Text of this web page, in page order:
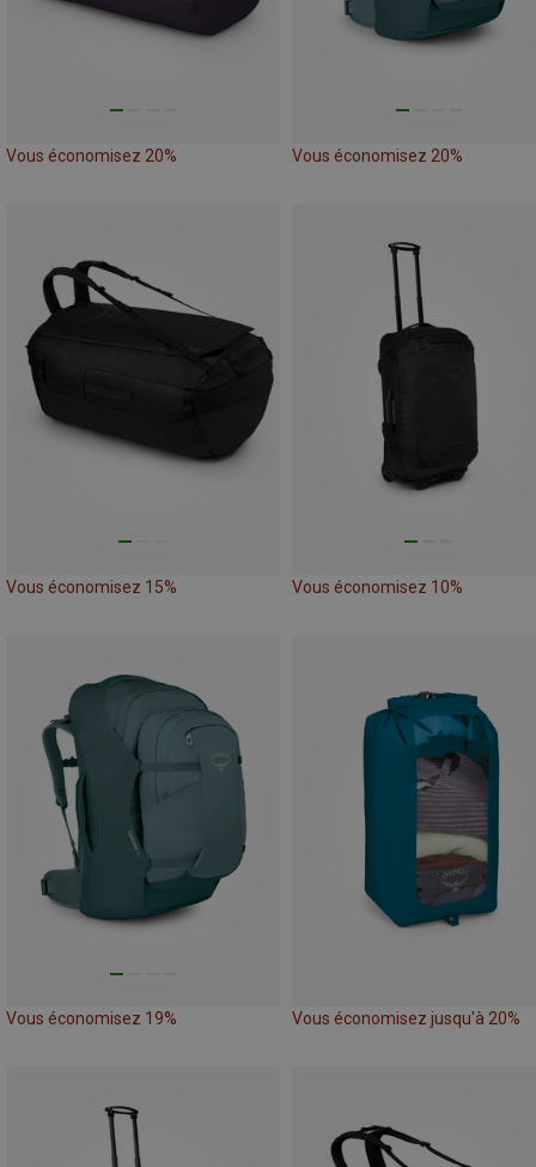
Vous économisez 20% Vous économisez 20%
Vous économisez 15% Vous économisez 10%
Vous économisez 19% Vous économisez jusqu'à 20%